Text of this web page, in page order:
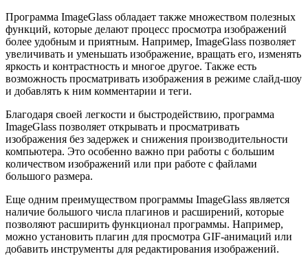
Программа ImageGlass обладает также множеством полезных
функций, которые делают процесс просмотра изображений
более удобным и приятным. Например, ImageGlass позволяет
увеличивать и уменьшать изображение, вращать его, изменять
яркость и контрастность и многое другое. Также есть
возможность просматривать изображения в режиме слайд-шоу
и добавлять к ним комментарии и теги.
Благодаря своей легкости и быстродействию, программа
ImageGlass позволяет открывать и просматривать
изображения без задержек и снижения производительности
компьютера. Это особенно важно при работы с большим
количеством изображений или при работе с файлами
большого размера.
Еще одним преимуществом программы ImageGlass является
наличие большого числа плагинов и расширений, которые
позволяют расширить функционал программы. Например,
можно установить плагин для просмотра GIF-анимаций или
добавить инструменты для редактирования изображений.